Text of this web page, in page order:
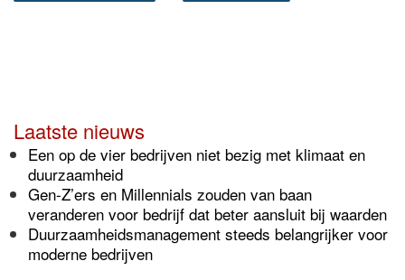
Laatste nieuws
Een op de vier bedrijven niet bezig met klimaat en
duurzaamheid
Gen-Z’ers en Millennials zouden van baan
veranderen voor bedrijf dat beter aansluit bij waarden
Duurzaamheidsmanagement steeds belangrijker voor
moderne bedrijven